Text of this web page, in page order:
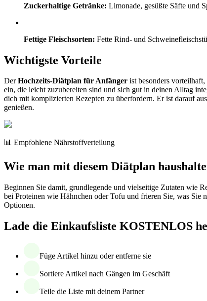
Zuckerhaltige Getränke: Limonade, gesüßte Säfte und
Fettige Fleischsorten: Fette Rind- und
Wichtigste Vorteile
DerHochzeits-Diätplan für Anfänger ist besonders
ein, die leicht zuzubereiten sind und sich gut in deinen Alltag
dich mit komplizierten Rezepten zu überfordern. Er ist darauf
genießen.
📊 Empfohlene Nährstoffverteilung
Wie man mit diesem Diätplan
Beginnen Sie damit, grundlegende und vielseitige Zutaten wie
bei Proteinen wie Hähnchen oder Tofu und frieren Sie, was Sie
Optionen.
Lade die Einkaufsliste KOSTENLOS
Füge Artikel hinzu oder entferne sie
Sortiere Artikel nach Gängen im Geschäft
Teile die Liste mit deinem Partner